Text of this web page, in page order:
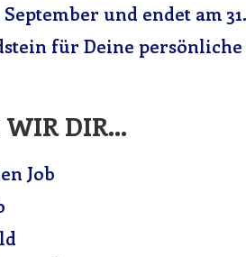
und endet am
für Deine
DIR...
Job